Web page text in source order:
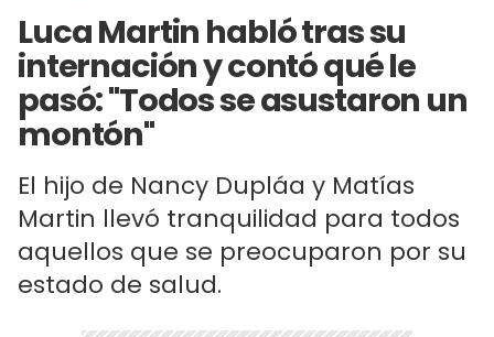
Luca Martin habló tras su
internación y contó qué le
pasó: "Todos se asustaron un
montón"
El hijo de Nancy Dupláa y Matías
Martin llevó tranquilidad para todos
aquellos que se preocuparon por su
estado de salud.